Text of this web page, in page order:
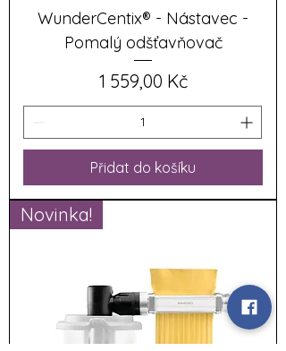
WunderCentix® - Nástavec -
Pomalý odšťavňovač
Cena
1 559,00 Kč
Přidat do košíku
Novinka!